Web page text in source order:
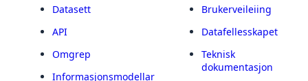
Datasett
API
Omgrep
Informasjonsmodellar
Brukerveileiing
Datafellesskapet
Teknisk
dokumentasjon